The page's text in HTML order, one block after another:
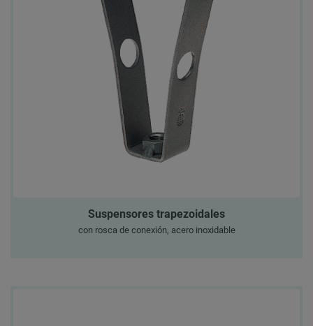
Suspensores trapezoidales
con rosca de conexión, acero inoxidable